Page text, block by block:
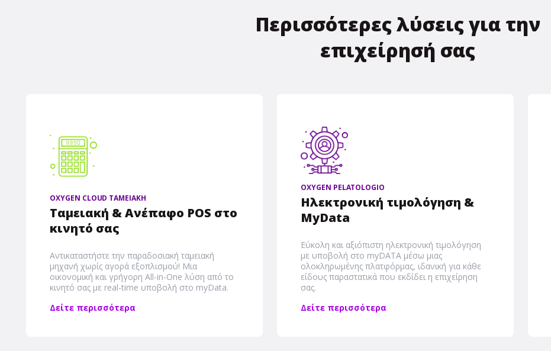
Περισσότερες λύσεις για την
επιχείρησή σας
OXYGEN CLOUD ΤΑΜΕΙΑΚΗ
Ταμειακή & Ανέπαφο POS στο
κινητό σας
Αντικαταστήστε την παραδοσιακή ταμειακή
μηχανή χωρίς αγορά εξοπλισμού! Μια
οικονομική και γρήγορη Αll-in-One λύση από το
κινητό σας με real-time υποβολή στο myData.
Δείτε περισσότερα
OXYGEN PELATOLOGIO
Ηλεκτρονική τιμολόγηση &
MyData
Εύκολη και αξιόπιστη ηλεκτρονική τιμολόγηση
με υποβολή στο myDATA μέσω μιας
ολοκληρωμένης πλατφόρμας, ιδανική για κάθε
είδους παραστατικά που εκδίδει η επιχείρηση
σας.
Δείτε περισσότερα